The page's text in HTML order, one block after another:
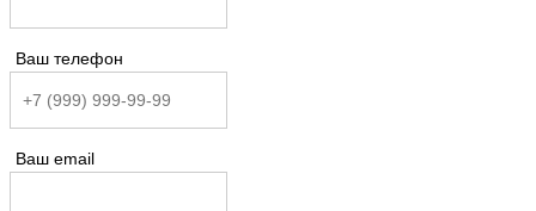
Ваш телефон
Ваш email